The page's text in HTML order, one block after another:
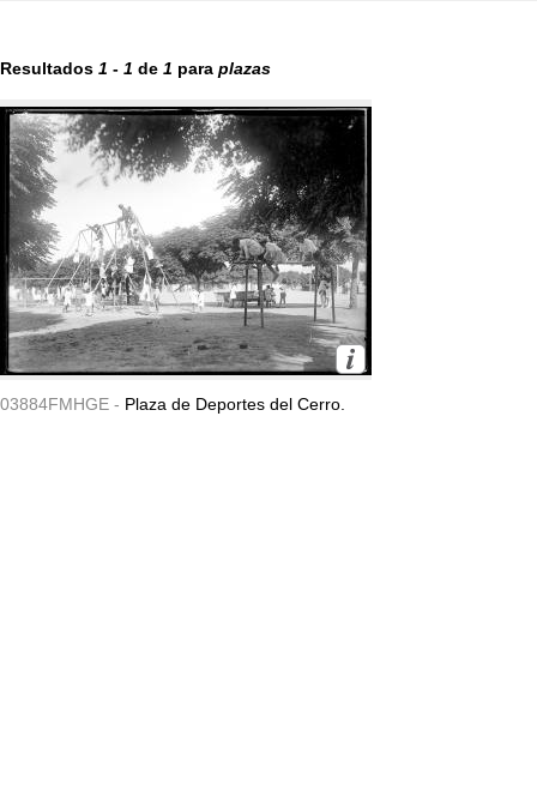
Resultados 1 - 1 de 1 para plazas
03884FMHGE - Plaza de Deportes del Cerro.